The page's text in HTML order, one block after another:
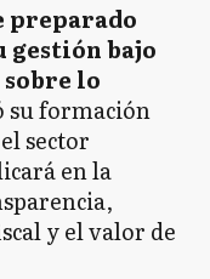
preparado
gestión bajo
lo
su formación
sector
en la
y el valor de